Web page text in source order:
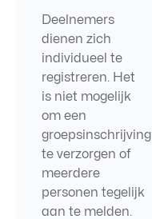
Deelnemers
dienen zich
individueel te
registreren. Het
is niet mogelijk
om een
groepsinschrijving
te verzorgen of
meerdere
personen tegelijk
aan te melden.